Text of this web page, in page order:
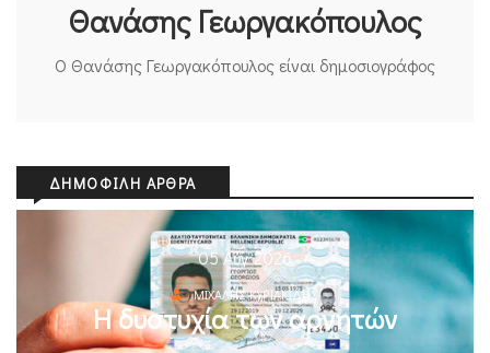
Θανάσης Γεωργακόπουλος
O Θανάσης Γεωργακόπουλος είναι δημοσιογράφος
ΔΗΜΟΦΙΛΉ ΆΡΘΡΑ
05 Αυγ 2026
ΜΙΧΆΛΗΣ ΚΥΡΙΑΚΊΔΗΣ
Η δυστυχία των αρνητών